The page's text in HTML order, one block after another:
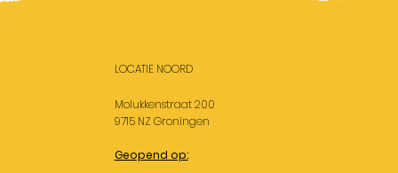
LOCATIE NOORD
Molukkenstraat 200
9715 NZ Groningen
Geopend op: